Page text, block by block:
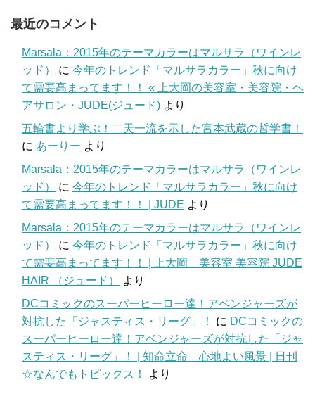
最近のコメント
Marsala：2015年のテーマカラーはマルサラ（ワインレ
ッド）
に 今年のトレンド「マルサラカラー」秋に向け
て需要高まってます！！ « 上大岡の美容室・美容院・ヘ
アサロン・JUDE(ジュード) より
五輪書より学ぶ！二天一流を示した宮本武蔵の哲学書！
に あーりー より
Marsala：2015年のテーマカラーはマルサラ（ワインレ
ッド）
に 今年のトレンド「マルサラカラー」秋に向け
て需要高まってます！！ | JUDE より
Marsala：2015年のテーマカラーはマルサラ（ワインレ
ッド）
に 今年のトレンド「マルサラカラー」秋に向け
て需要高まってます！！ | 上大岡 美容室 美容院 JUDE
HAIR （ジュード）
より
DCコミックのスーパーヒーロー達！アベンジャーズが
対抗した「ジャスティス・リーグ」！
に DCコミックの
スーパーヒーロー達！アベンジャーズが対抗した「ジャ
スティス・リーグ」！ | 知命立命 心地よい風景 | 日刊
☆なんでもトピックス！
より